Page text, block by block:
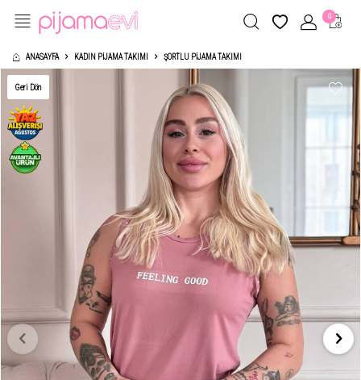
0
ANASAYFA KADIN PIJAMA TAKIMI ŞORTLU PIJAMA TAKIMI
Geri Dön